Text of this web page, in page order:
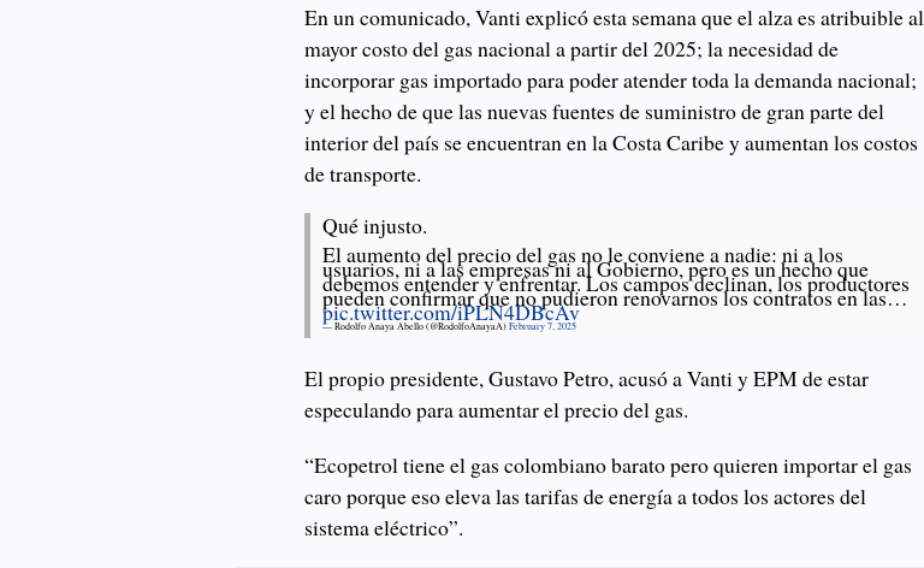
En un comunicado, Vanti explicó esta semana que el alza es atribuible al
mayor costo del gas nacional a partir del 2025; la necesidad de
incorporar gas importado para poder atender toda la demanda nacional;
y el hecho de que las nuevas fuentes de suministro de gran parte del
interior del país se encuentran en la Costa Caribe y aumentan los costos
de transporte.
Qué injusto.
El aumento del precio del gas no le conviene a nadie: ni a los
usuarios, ni a las empresas ni al Gobierno, pero es un hecho que
debemos entender y enfrentar. Los campos declinan, los productores
pueden confirmar que no pudieron renovarnos los contratos en las…
pic.twitter.com/iPLN4DBcAv
— Rodolfo Anaya Abello (@RodolfoAnayaA)February 7, 2025
El propio presidente, Gustavo Petro, acusó a Vanti y EPM de estar
especulando para aumentar el precio del gas.
“Ecopetrol tiene el gas colombiano barato pero quieren importar el gas
caro porque eso eleva las tarifas de energía a todos los actores del
sistema eléctrico”.